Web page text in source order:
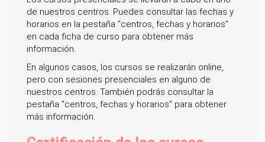
de nuestros centros. Puedes consultar las fechas y
horarios en la pestaña "centros, fechas y horarios"
en cada ficha de curso para obtener más
información.
En algunos casos, los cursos se realizarán online,
pero con sesiones presenciales en alguno de
nuestros centros. También podrás consultar la
pestaña "centros, fechas y horarios" para obtener
más información.